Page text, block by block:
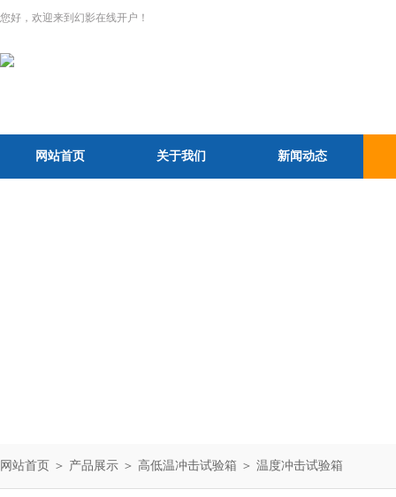
您好，欢迎来到幻影在线开户！
网站首页 关于我们 新闻动态
网站首页 ＞ 产品展示 ＞ 高低温冲击试验箱 ＞ 温度冲击试验箱